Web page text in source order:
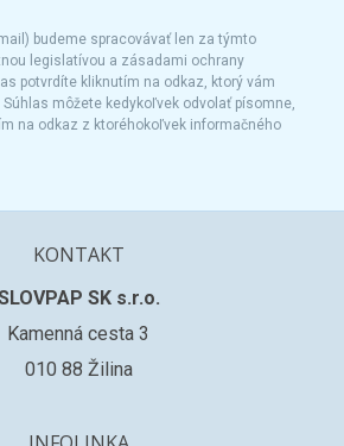
budeme spracovávať len za týmto
legislatívou a zásadami ochrany
potvrdíte kliknutím na odkaz, ktorý vám
môžete kedykoľvek odvolať písomne,
na odkaz z ktoréhokoľvek informačného
KONTAKT
SK s.r.o.
Kamenná cesta 3
010 88 Žilina